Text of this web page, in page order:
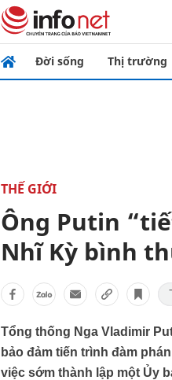
Đời sống Thị trường
THẾ GIỚI
Ông Putin
Nhĩ Kỳ bình
Tổng thống Nga Vladimir
bảo đảm tiến trình đàm
việc sớm thành lập một Ủy